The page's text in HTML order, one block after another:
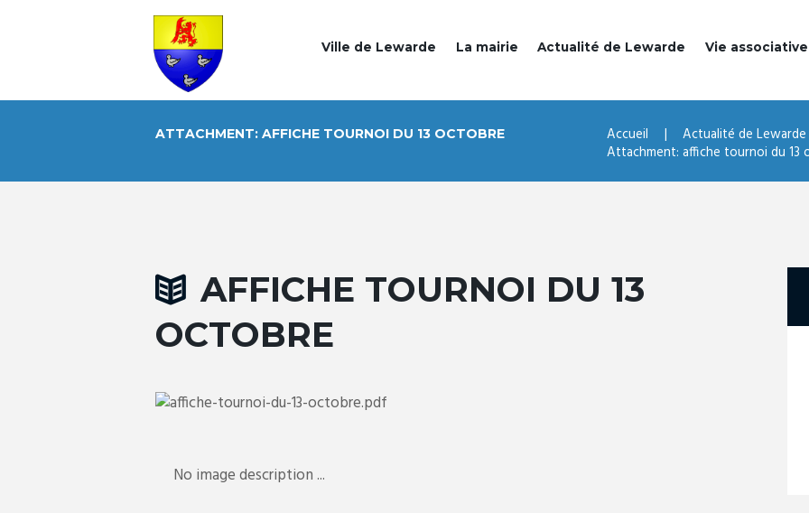
Ville de Lewarde La mairie Actualité de Lewarde Vie associative
ATTACHMENT: AFFICHE TOURNOI DU 13 OCTOBRE Accueil Actualité de Lewarde
Attachment: affiche tournoi du 13
AFFICHE TOURNOI DU 13
OCTOBRE
No image description ...